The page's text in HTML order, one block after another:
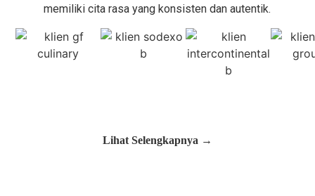
memiliki cita rasa yang konsisten dan autentik.
Lihat Selengkapnya →